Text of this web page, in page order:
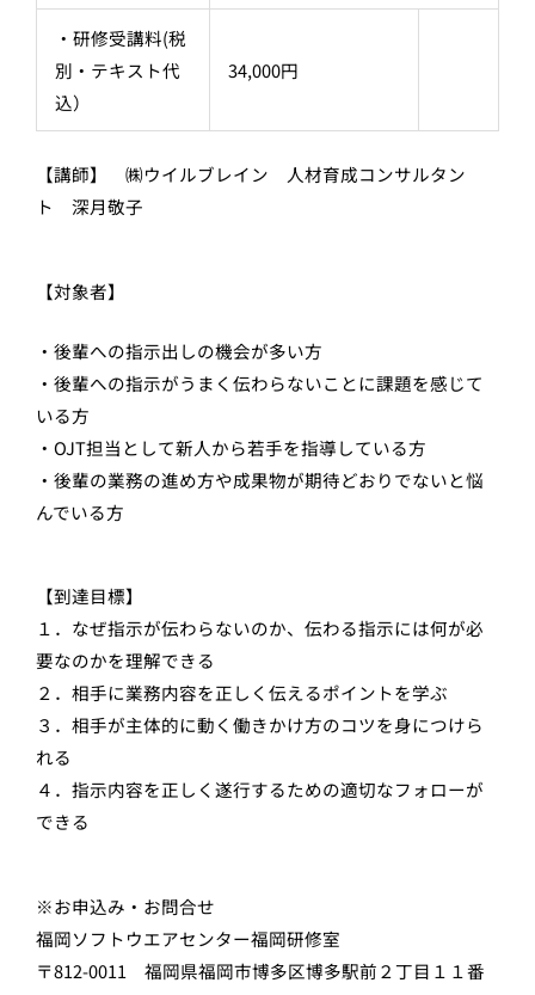
・研修受講料(税
別・テキスト代
込）
34,000円
【講師】 ㈱ウイルブレイン 人材育成コンサルタン
ト 深月敬子
【対象者】
・後輩への指示出しの機会が多い方
・後輩への指示がうまく伝わらないことに課題を感じて
いる方
・OJT担当として新人から若手を指導している方
・後輩の業務の進め方や成果物が期待どおりでないと悩
んでいる方
【到達目標】
１．なぜ指示が伝わらないのか、伝わる指示には何が必
要なのかを理解できる
２．相手に業務内容を正しく伝えるポイントを学ぶ
３．相手が主体的に動く働きかけ方のコツを身につけら
れる
４．指示内容を正しく遂行するための適切なフォローが
できる
※お申込み・お問合せ
福岡ソフトウエアセンター福岡研修室
〒812-0011 福岡県福岡市博多区博多駅前２丁目１１番